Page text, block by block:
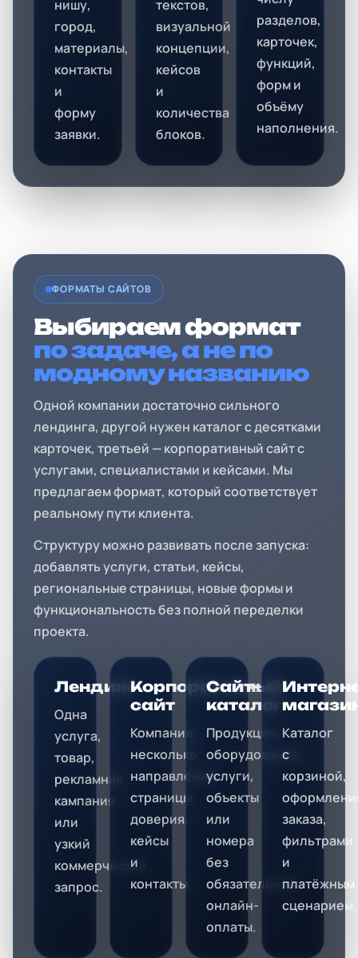
нишу,
город,
материалы,
контакты
и
форму
заявки.
текстов,
визуальной
концепции,
кейсов
и
количества
блоков.
разделов,
карточек,
функций,
форм и
объёму
наполнения.
ФОРМАТЫ САЙТОВ
Выбираем формат
по задаче, а не по
модному названию
Одной компании достаточно сильного
лендинга, другой нужен каталог с десятками
карточек, третьей — корпоративный сайт с
услугами, специалистами и кейсами. Мы
предлагаем формат, который соответствует
реальному пути клиента.
Структуру можно развивать после запуска:
добавлять услуги, статьи, кейсы,
региональные страницы, новые формы и
функциональность без полной переделки
проекта.
Лендинг
Одна
услуга,
товар,
рекламная
кампания
или
узкий
коммерческий
запрос.
Корпоративный
сайт
Компания,
несколько
направлений,
страницы
доверия,
кейсы
и
контакты.
Сайт-
каталог
Продукция,
оборудование,
услуги,
объекты
или
номера
без
обязательной
онлайн-
оплаты.
Каталог
с
корзиной,
заказа,
фильтрами
и
платёжным
сценарием.